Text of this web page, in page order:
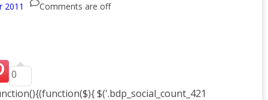
2011 Comments are off
0